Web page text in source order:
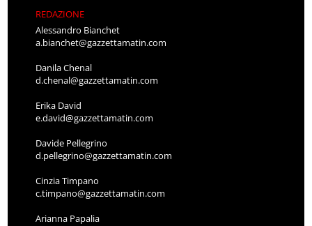
REDAZIONE
Alessandro Bianchet
a.bianchet@gazzettamatin.com
Danila Chenal
d.chenal@gazzettamatin.com
Erika David
e.david@gazzettamatin.com
Davide Pellegrino
d.pellegrino@gazzettamatin.com
Cinzia Timpano
c.timpano@gazzettamatin.com
Arianna Papalia